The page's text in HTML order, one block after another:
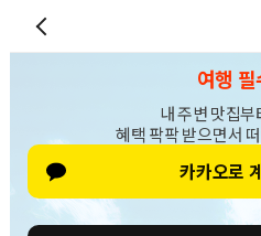
여행
내 주변 맛집
혜택 팍팍 받으면서
카카오로